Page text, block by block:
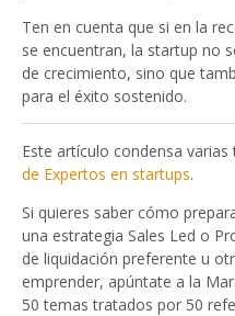
Ten en cuenta que si en la
se encuentran, la startup no
de crecimiento, sino que
para el éxito sostenido.
Este artículo condensa
de Expertos en startups.
Si quieres saber cómo
una estrategia Sales Led o
de liquidación preferente u
emprender, apúntate a la
50 temas tratados por 50